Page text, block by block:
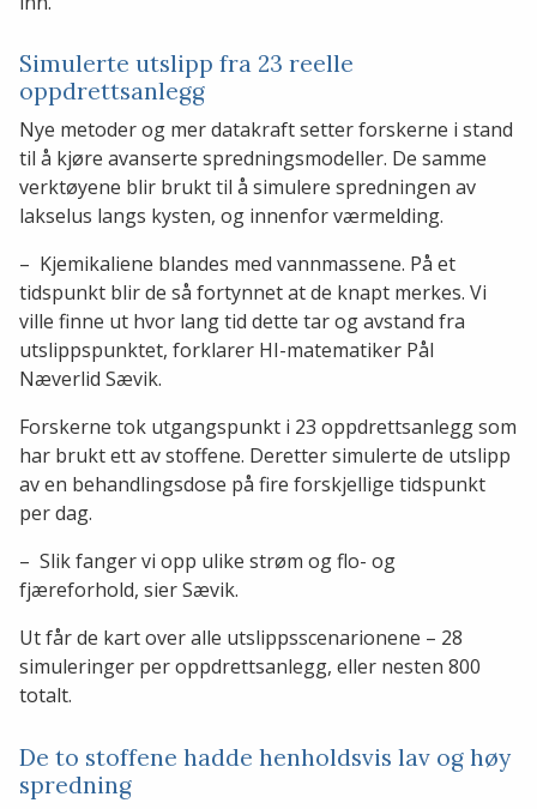
Simulerte utslipp fra 23 reelle
oppdrettsanlegg
Nye metoder og mer datakraft setter forskerne i stand
til å kjøre avanserte spredningsmodeller. De samme
verktøyene blir brukt til å simulere spredningen av
lakselus langs kysten, og innenfor værmelding.
– Kjemikaliene blandes med vannmassene. På et
tidspunkt blir de så fortynnet at de knapt merkes. Vi
ville finne ut hvor lang tid dette tar og avstand fra
utslippspunktet, forklarer HI-matematiker Pål
Næverlid Sævik.
Forskerne tok utgangspunkt i 23 oppdrettsanlegg som
har brukt ett av stoffene. Deretter simulerte de utslipp
av en behandlingsdose på fire forskjellige tidspunkt
per dag.
– Slik fanger vi opp ulike strøm og flo- og
fjæreforhold, sier Sævik.
Ut får de kart over alle utslippsscenarionene – 28
simuleringer per oppdrettsanlegg, eller nesten 800
totalt.
De to stoffene hadde henholdsvis lav og høy
spredning